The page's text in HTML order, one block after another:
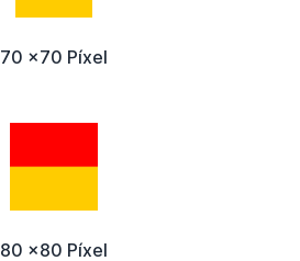
70 x70 Píxel
80 x80 Píxel